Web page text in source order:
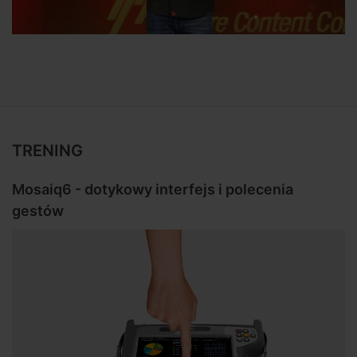
TRENING
Mosaiq6 - dotykowy interfejs i polecenia
gestów